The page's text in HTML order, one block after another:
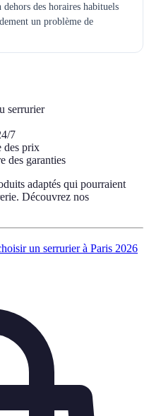
dehors des horaires habituels
un problème de
serrurier
7
des prix
des garanties
adaptés qui pourraient
Découvrez nos
un serrurier à Paris 2026